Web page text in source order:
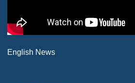
English News